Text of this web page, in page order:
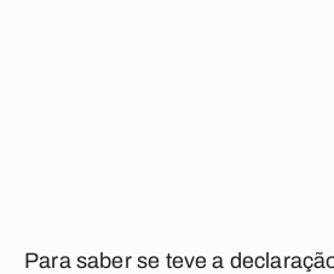
Para saber se teve a